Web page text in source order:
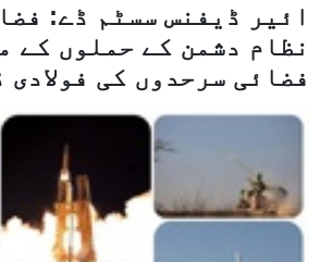
ائیر ڈیفنس سسٹم ڈے:
نظام دشمن کے حملوں کے
فضائی سرحدوں کی فولادی